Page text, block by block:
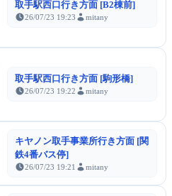
取手駅西口行き方面 [B2棟前]
26/07/23 19:23 mitany
取手駅西口行き方面 [駒形橋]
26/07/23 19:22 mitany
キヤノン取手事業所行き方面 [関
鉄4番バス停]
26/07/23 19:21 mitany